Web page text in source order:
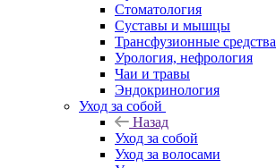
Стоматология
Суставы и мышцы
Трансфузионные средства
Урология, нефрология
Чаи и травы
Эндокринология
Уход за собой
Назад
Уход за собой
Уход за волосами